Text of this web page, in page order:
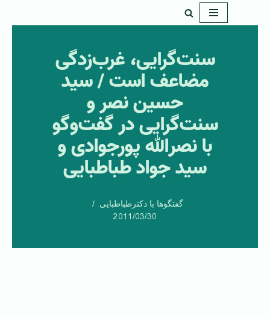
سنت‌گرایی، غرب‌زدگی
مضاعف است / سید
حسین نصر و
سنت‌گرایی در گفت‌وگو
با نصرالله پورجوادی و
سید جواد طباطبایی
گفتگوها با دکترطباطبایی
2011/03/30